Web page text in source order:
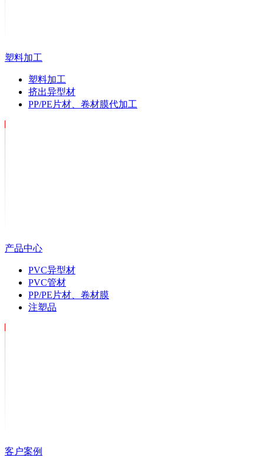
塑料加工
塑料加工
挤出异型材
PP/PE片材、卷材膜代加工
产品中心
PVC异型材
PVC管材
PP/PE片材、卷材膜
注塑品
客户案例